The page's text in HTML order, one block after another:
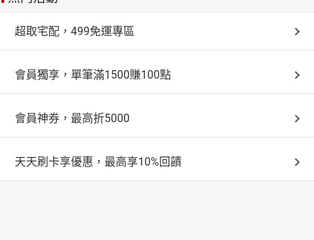
超取宅配，499免運專區
會員獨享，單筆滿1500賺100點
會員神券，最高折5000
天天刷卡享優惠，最高享10%回饋